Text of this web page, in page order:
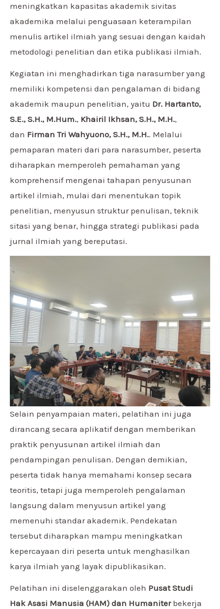
meningkatkan kapasitas akademik sivitas
akademika melalui penguasaan keterampilan
menulis artikel ilmiah yang sesuai dengan kaidah
metodologi penelitian dan etika publikasi ilmiah.
Kegiatan ini menghadirkan tiga narasumber yang
memiliki kompetensi dan pengalaman di bidang
akademik maupun penelitian, yaitu Dr. Hartanto,
S.E., S.H., M.Hum., Khairil Ikhsan, S.H., M.H.,
dan Firman Tri Wahyuono, S.H., M.H.. Melalui
pemaparan materi dari para narasumber, peserta
diharapkan memperoleh pemahaman yang
komprehensif mengenai tahapan penyusunan
artikel ilmiah, mulai dari menentukan topik
penelitian, menyusun struktur penulisan, teknik
sitasi yang benar, hingga strategi publikasi pada
jurnal ilmiah yang bereputasi.
Selain penyampaian materi, pelatihan ini juga
dirancang secara aplikatif dengan memberikan
praktik penyusunan artikel ilmiah dan
pendampingan penulisan. Dengan demikian,
peserta tidak hanya memahami konsep secara
teoritis, tetapi juga memperoleh pengalaman
langsung dalam menyusun artikel yang
memenuhi standar akademik. Pendekatan
tersebut diharapkan mampu meningkatkan
kepercayaan diri peserta untuk menghasilkan
karya ilmiah yang layak dipublikasikan.
Pelatihan ini diselenggarakan oleh Pusat Studi
Hak Asasi Manusia (HAM) dan Humaniterbekerja